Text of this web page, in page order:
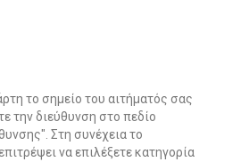
το σημείο του αιτήματός σας
την διεύθυνση στο πεδίο
Στη συνέχεια το
να επιλέξετε κατηγορία